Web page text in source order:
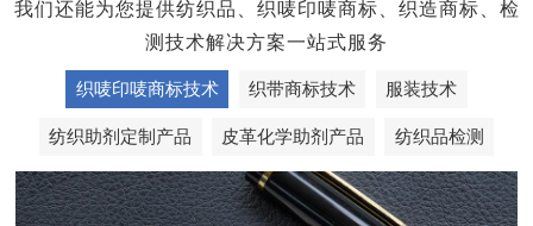
我们还能为您提供纺织品、织唛印唛商标、织造商标、检
测技术解决方案一站式服务
织唛印唛商标技术 织带商标技术 服装技术
纺织助剂定制产品 皮革化学助剂产品 纺织品检测